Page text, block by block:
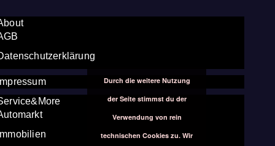
Durch die weitere Nutzung
der Seite stimmst du der
Verwendung von rein
technischen Cookies zu. Wir